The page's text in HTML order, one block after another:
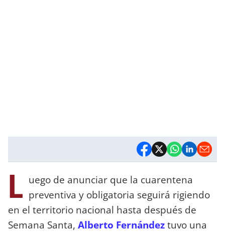
L uego de anunciar que la cuarentena
preventiva y obligatoria seguirá rigiendo
en el territorio nacional hasta después de
Semana Santa, Alberto Fernándeztuvo una